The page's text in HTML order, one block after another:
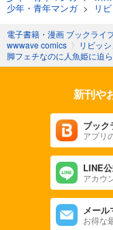
少年・青年マンガ> リ
電子書籍・漫画 ブックライ
wwwave comics 〉 リビッシ
脚フェチなのに人魚姫に迫
新刊や
ブック
アプリ
LINE
アカウ
メール
お得な